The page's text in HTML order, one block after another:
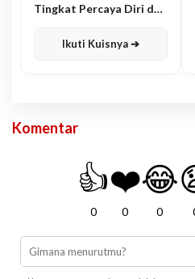
Tingkat Percaya Diri dan
Ikuti Kuisnya ➔
Komentar
👍
0
❤️
0
😂
0